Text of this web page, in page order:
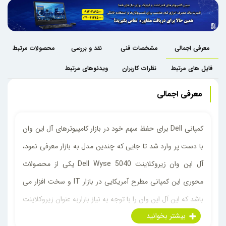
معرفی اجمالی مشخصات فنی نقد و بررسی محصولات مرتبط
فایل های مرتبط نظرات کاربران ویدئوهای مرتبط
معرفی اجمالی
کمپانی Dell برای حفظ سهم خود در بازار کامپیوترهای آل این وان
با دست پر وارد شد تا جایی که چندین مدل به بازار معرفی نمود،
آل این وان زیروکلاینت Dell Wyse 5040 یکی از محصولات
محوری این کمپانی مطرح آمریکایی در بازار IT و سخت افزار می
باشد که این آل این وان را با توجه به نیاز بازاربه عنوان زیروکلاینت